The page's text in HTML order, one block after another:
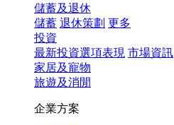
儲蓄及退休
儲蓄 退休策劃 更多
投資
最新投資選項表現 市場資訊
家居及寵物
旅遊及消閒
企業方案